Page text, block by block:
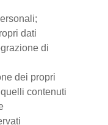
dati
di
dei propri
contenuti